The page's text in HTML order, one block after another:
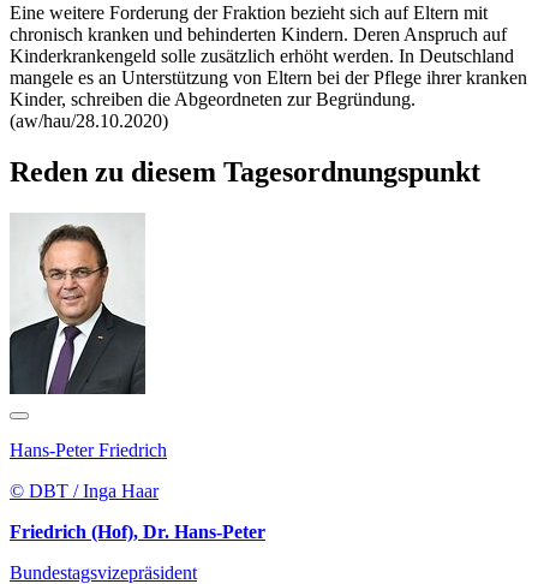
Eine weitere Forderung der Fraktion bezieht sich auf Eltern mit
chronisch kranken und behinderten Kindern. Deren Anspruch auf
Kinderkrankengeld solle zusätzlich erhöht werden. In Deutschland
mangele es an Unterstützung von Eltern bei der Pflege ihrer kranken
Kinder, schreiben die Abgeordneten zur Begründung.
(aw/hau/28.10.2020)
Reden zu diesem Tagesordnungspunkt
Hans-Peter Friedrich
© DBT / Inga Haar
Friedrich (Hof), Dr. Hans-Peter
Bundestagsvizepräsident